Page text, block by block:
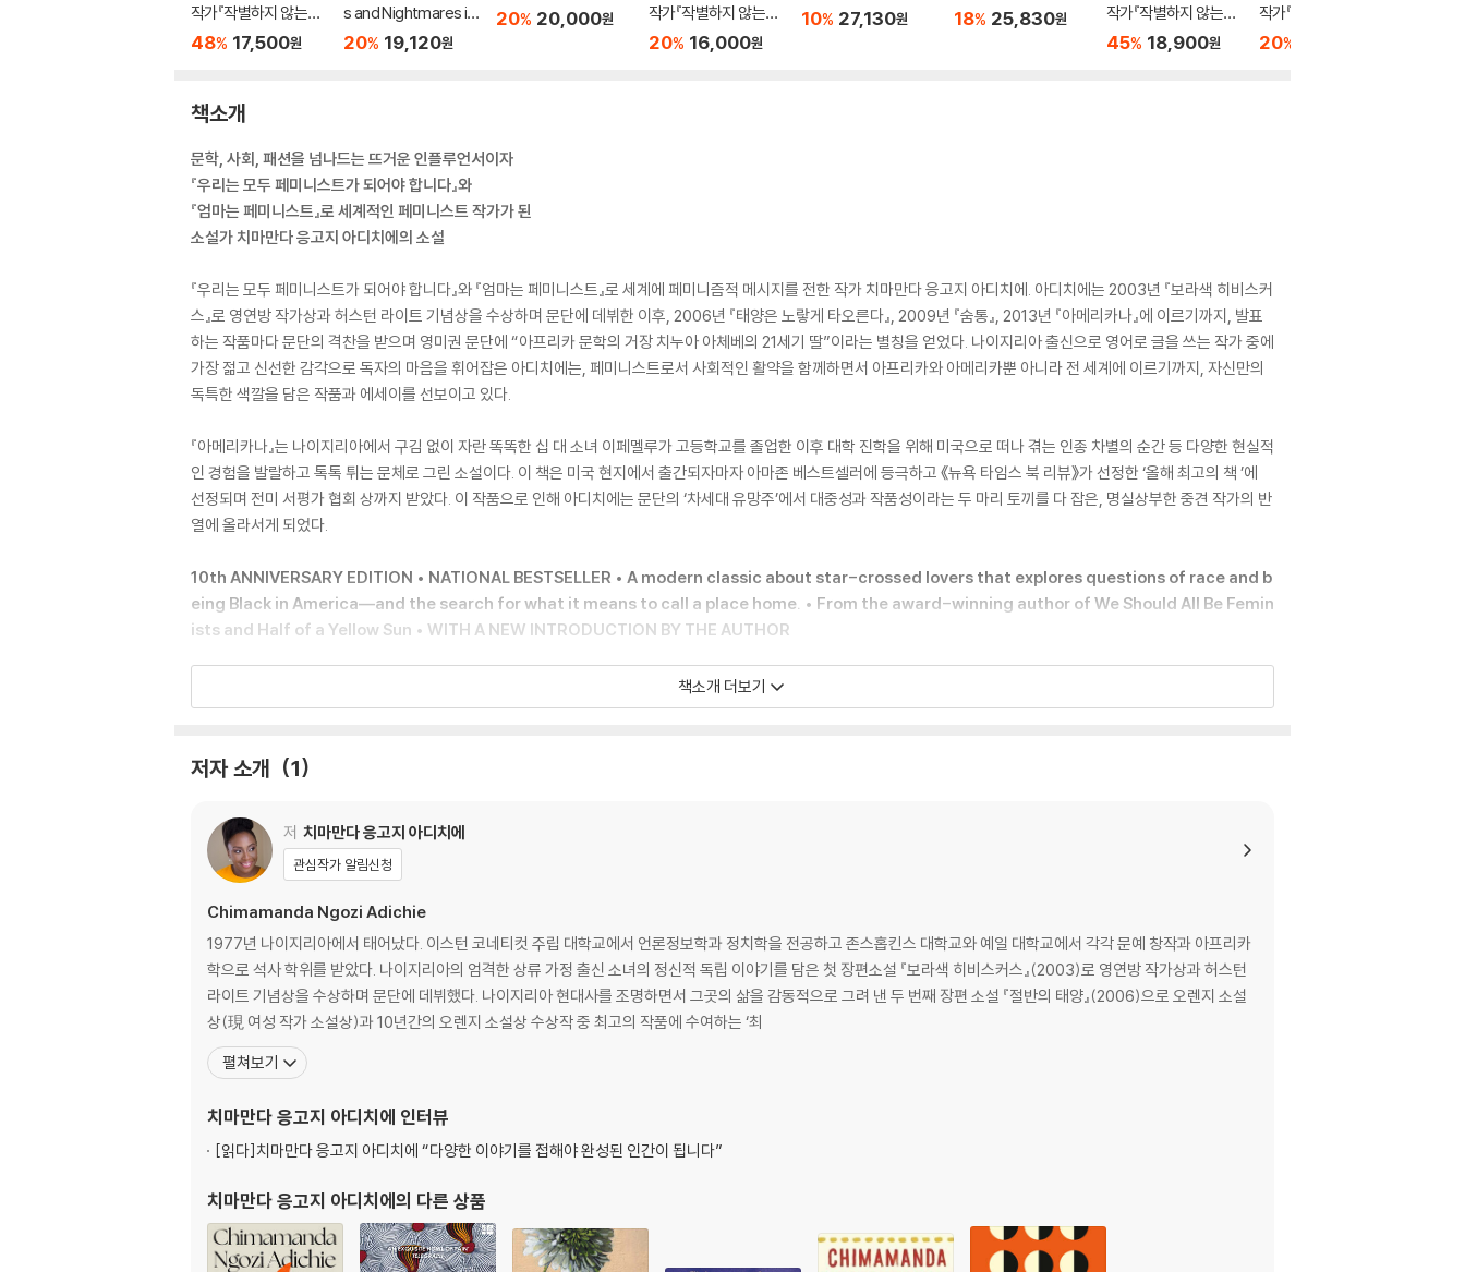
작가『작별하지 않는다』
영문판 (미국판)
48% 17,500원
s and Nightmares in
Sam Altman's Open
20% 19,120원
20% 20,000원
작가『작별하지 않는다』
영문판 (영국판)
20% 16,000원
10% 27,130원 18% 25,830원
작가『작별하지 않는다』
영문판 (영국판)
45% 18,900원
작가『작별하지 않는다』
영문판 (미국판)
20%
책소개
문학, 사회, 패션을 넘나드는 뜨거운 인플루언서이자
『우리는 모두 페미니스트가 되어야 합니다』와
『엄마는 페미니스트』로 세계적인 페미니스트 작가가 된
소설가 치마만다 응고지 아디치에의 소설
『우리는 모두 페미니스트가 되어야 합니다』와 『엄마는 페미니스트』로 세계에 페미니즘적 메시지를 전한 작가 치마만다 응고지 아디치에. 아디치에는 2003년 『보라색 히비스커
스』로 영연방 작가상과 허스턴 라이트 기념상을 수상하며 문단에 데뷔한 이후, 2006년 『태양은 노랗게 타오른다』, 2009년 『숨통』, 2013년 『아메리카나』에 이르기까지, 발표
하는 작품마다 문단의 격찬을 받으며 영미권 문단에 “아프리카 문학의 거장 치누아 아체베의 21세기 딸”이라는 별칭을 얻었다. 나이지리아 출신으로 영어로 글을 쓰는 작가 중에
가장 젊고 신선한 감각으로 독자의 마음을 휘어잡은 아디치에는, 페미니스트로서 사회적인 활약을 함께하면서 아프리카와 아메리카뿐 아니라 전 세계에 이르기까지, 자신만의
독특한 색깔을 담은 작품과 에세이를 선보이고 있다.
『아메리카나』는 나이지리아에서 구김 없이 자란 똑똑한 십 대 소녀 이페멜루가 고등학교를 졸업한 이후 대학 진학을 위해 미국으로 떠나 겪는 인종 차별의 순간 등 다양한 현실적
인 경험을 발랄하고 톡톡 튀는 문체로 그린 소설이다. 이 책은 미국 현지에서 출간되자마자 아마존 베스트셀러에 등극하고 《뉴욕 타임스 북 리뷰》가 선정한 ‘올해 최고의 책 ’에
선정되며 전미 서평가 협회 상까지 받았다. 이 작품으로 인해 아디치에는 문단의 ‘차세대 유망주’에서 대중성과 작품성이라는 두 마리 토끼를 다 잡은, 명실상부한 중견 작가의 반
열에 올라서게 되었다.
10th ANNIVERSARY EDITION • NATIONAL BESTSELLER • A modern classic about star-crossed lovers that explores questions of race and b
eing Black in America—and the search for what it means to call a place home. • From the award-winning author of We Should All Be Femin
ists and Half of a Yellow Sun • WITH A NEW INTRODUCTION BY THE AUTHOR
irkus Reviews Best Fiction Book of the Century
Ifemelu and Obinze are young and in love when they depart military-ruled Nigeria for the West. Beautiful, self-assured Ifemelu heads for America, w
here despite her academic success, she is forced to grapple with what it means to be Black for the first time. Quiet, thoughtful Obinze had hoped t
o join her, but with post-9/11 America closed to him, he instead plunges into a dangerous, undocumented life in London.
At once powerful and tender, Americanah is a remarkable novel that is "dazzling…funny and defiant, and simultaneously so wise." —San Francisco C
hronicle
책소개 더보기
저자 소개 1
저 치마만다 응고지 아디치에
관심작가 알림신청
Chimamanda Ngozi Adichie
1977년 나이지리아에서 태어났다. 이스턴 코네티컷 주립 대학교에서 언론정보학과 정치학을 전공하고 존스홉킨스 대학교와 예일 대학교에서 각각 문예 창작과 아프리카
학으로 석사 학위를 받았다. 나이지리아의 엄격한 상류 가정 출신 소녀의 정신적 독립 이야기를 담은 첫 장편소설 『보라색 히비스커스』(2003)로 영연방 작가상과 허스턴
라이트 기념상을 수상하며 문단에 데뷔했다. 나이지리아 현대사를 조명하면서 그곳의 삶을 감동적으로 그려 낸 두 번째 장편 소설 『절반의 태양』(2006)으로 오렌지 소설
상(現 여성 작가 소설상)과 10년간의 오렌지 소설상 수상작 중 최고의 작품에 수여하는 ‘최
펼쳐보기
치마만다 응고지 아디치에 인터뷰
[읽다]치마만다 응고지 아디치에 “다양한 이야기를 접해야 완성된 인간이 됩니다”
치마만다 응고지 아디치에의 다른 상품